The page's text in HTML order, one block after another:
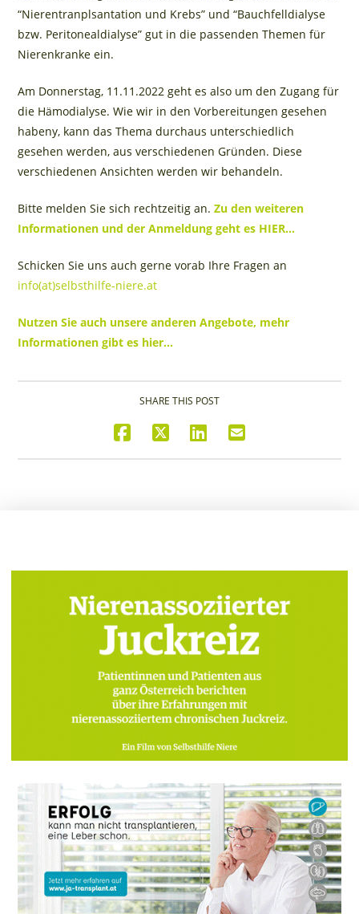
“Nierentranplsantation und Krebs” und “Bauchfelldialyse
bzw. Peritonealdialyse” gut in die passenden Themen für
Nierenkranke ein.
Am Donnerstag, 11.11.2022 geht es also um den Zugang für
die Hämodialyse. Wie wir in den Vorbereitungen gesehen
habeny, kann das Thema durchaus unterschiedlich
gesehen werden, aus verschiedenen Gründen. Diese
verschiedenen Ansichten werden wir behandeln.
Bitte melden Sie sich rechtzeitig an.Zu den weiteren
Informationen und der Anmeldung geht es HIER…
Schicken Sie uns auch gerne vorab Ihre Fragen an
info(at)selbsthilfe-niere.at
Nutzen Sie auch unsere anderen Angebote, mehr
Informationen gibt es hier…
SHARE THIS POST